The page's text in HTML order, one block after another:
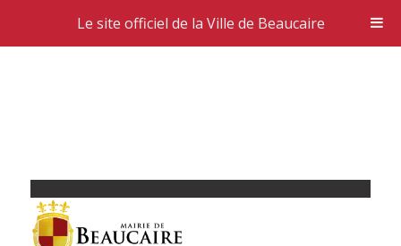
Le site officiel de la Ville de Beaucaire